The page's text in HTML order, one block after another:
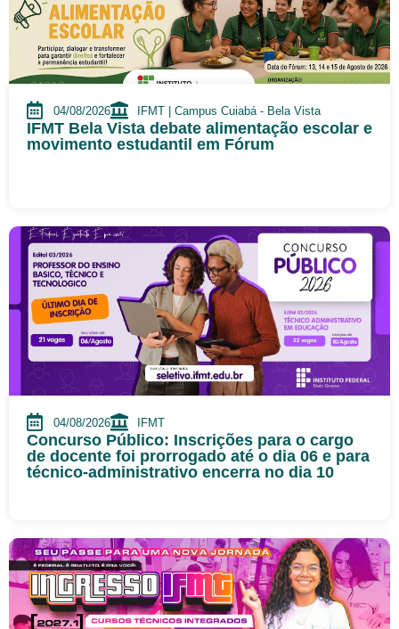
04/08/2026 IFMT | Campus Cuiabá - Bela Vista
IFMT Bela Vista debate alimentação escolar e
movimento estudantil em Fórum
04/08/2026 IFMT
Concurso Público: Inscrições para o cargo
de docente foi prorrogado até o dia 06 e para
técnico-administrativo encerra no dia 10